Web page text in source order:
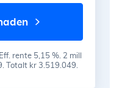
rente 5,15 %. 2 mill
Totalt kr 3.519.049.